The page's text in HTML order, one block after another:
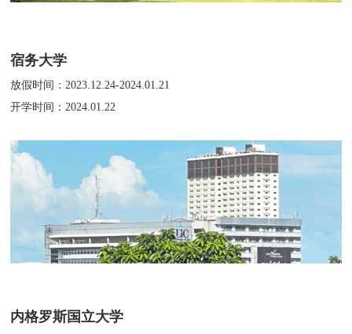
宿务大学
放假时间：2023.12.24-2024.01.21
开学时间：2024.01.22
内格罗斯国立大学